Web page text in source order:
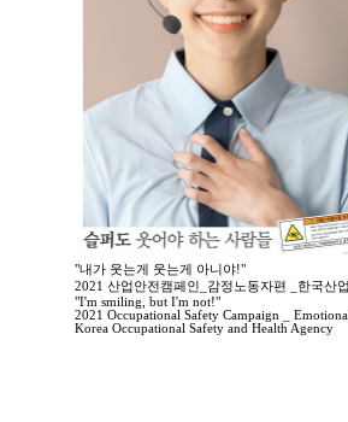
"내가 웃는게 웃는게 아니야!"
2021 산업안전캠페인_감정노동자편 _한국산
"I'm smiling, but I'm not!"
2021 Occupational Safety Campaign _
Korea Occupational Safety and Health Agency